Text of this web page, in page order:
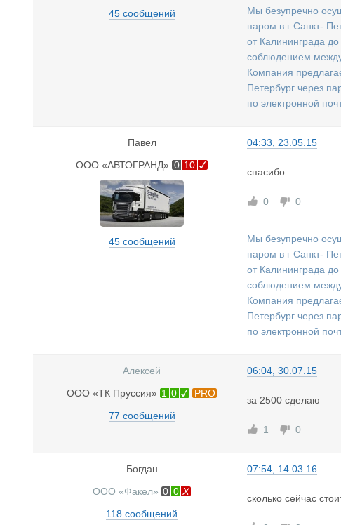
45 сообщений
Мы безупречно
паром в г Санкт-
от Калининграда
соблюдением
Компания
Петербург через
по электронной
Павел
ООО «АВТОГРАНД» 0 10
45 сообщений
04:33, 23.05.15
спасибо
0 0
Мы безупречно
паром в г Санкт-
от Калининграда
соблюдением
Компания
Петербург через
по электронной
Алексей
ООО «ТК Пруссия» 1 0
PRO
77 сообщений
06:04, 30.07.15
за 2500 сделаю
1 0
Богдан
ООО «Факел» 0 0
118 сообщений
07:54, 14.03.16
сколько сейчас